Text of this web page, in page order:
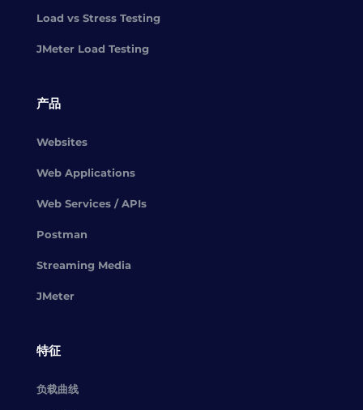
Load vs Stress Testing
JMeter Load Testing
产品
Websites
Web Applications
Web Services / APIs
Postman
Streaming Media
JMeter
特征
负载曲线